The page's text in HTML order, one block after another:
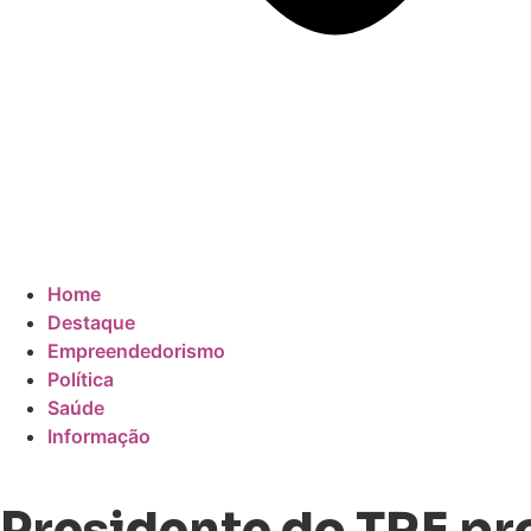
Home
Destaque
Empreendedorismo
Política
Saúde
Informação